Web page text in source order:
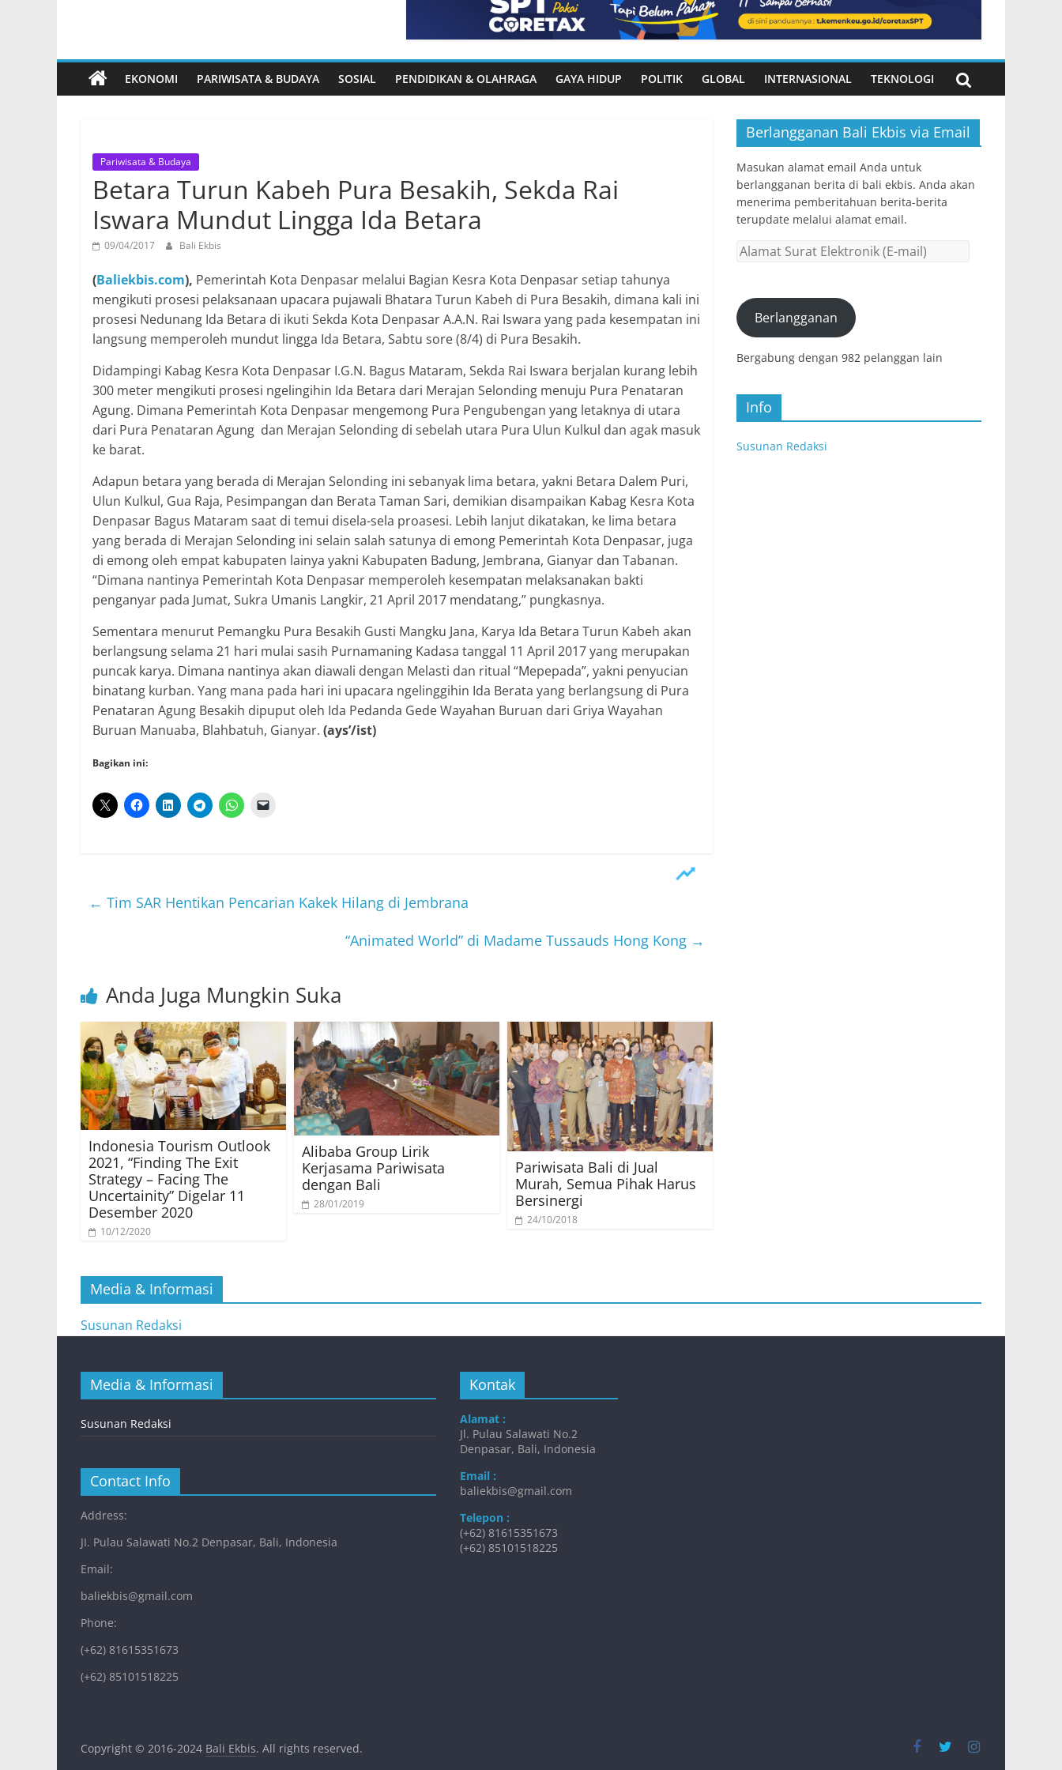
EKONOMI PARIWISATA & BUDAYA SOSIAL PENDIDIKAN & OLAHRAGA GAYA HIDUP POLITIK GLOBAL INTERNASIONAL TEKNOLOGI
Pariwisata & Budaya
Betara Turun Kabeh Pura Besakih, Sekda Rai
Iswara Mundut Lingga Ida Betara
09/04/2017 Bali Ekbis
(Baliekbis.com), Pemerintah Kota Denpasar melalui Bagian Kesra Kota Denpasar setiap tahunya
mengikuti prosesi pelaksanaan upacara pujawali Bhatara Turun Kabeh di Pura Besakih, dimana kali ini
prosesi Nedunang Ida Betara di ikuti Sekda Kota Denpasar A.A.N. Rai Iswara yang pada kesempatan ini
langsung memperoleh mundut lingga Ida Betara, Sabtu sore (8/4) di Pura Besakih.
Didampingi Kabag Kesra Kota Denpasar I.G.N. Bagus Mataram, Sekda Rai Iswara berjalan kurang lebih
300 meter mengikuti prosesi ngelingihin Ida Betara dari Merajan Selonding menuju Pura Penataran
Agung. Dimana Pemerintah Kota Denpasar mengemong Pura Pengubengan yang letaknya di utara
dari Pura Penataran Agung dan Merajan Selonding di sebelah utara Pura Ulun Kulkul dan agak masuk
ke barat.
Adapun betara yang berada di Merajan Selonding ini sebanyak lima betara, yakni Betara Dalem Puri,
Ulun Kulkul, Gua Raja, Pesimpangan dan Berata Taman Sari, demikian disampaikan Kabag Kesra Kota
Denpasar Bagus Mataram saat di temui disela-sela proasesi. Lebih lanjut dikatakan, ke lima betara
yang berada di Merajan Selonding ini selain salah satunya di emong Pemerintah Kota Denpasar, juga
di emong oleh empat kabupaten lainya yakni Kabupaten Badung, Jembrana, Gianyar dan Tabanan.
“Dimana nantinya Pemerintah Kota Denpasar memperoleh kesempatan melaksanakan bakti
penganyar pada Jumat, Sukra Umanis Langkir, 21 April 2017 mendatang,” pungkasnya.
Sementara menurut Pemangku Pura Besakih Gusti Mangku Jana, Karya Ida Betara Turun Kabeh akan
berlangsung selama 21 hari mulai sasih Purnamaning Kadasa tanggal 11 April 2017 yang merupakan
puncak karya. Dimana nantinya akan diawali dengan Melasti dan ritual “Mepepada”, yakni penyucian
binatang kurban. Yang mana pada hari ini upacara ngelinggihin Ida Berata yang berlangsung di Pura
Penataran Agung Besakih dipuput oleh Ida Pedanda Gede Wayahan Buruan dari Griya Wayahan
Buruan Manuaba, Blahbatuh, Gianyar. (ays’/ist)
Bagikan ini:
← Tim SAR Hentikan Pencarian Kakek Hilang di Jembrana
“Animated World” di Madame Tussauds Hong Kong →
Anda Juga Mungkin Suka
Indonesia Tourism Outlook
2021, “Finding The Exit
Strategy – Facing The
Uncertainity” Digelar 11
Desember 2020
10/12/2020
Alibaba Group Lirik
Kerjasama Pariwisata
dengan Bali
28/01/2019
Pariwisata Bali di Jual
Murah, Semua Pihak Harus
Bersinergi
24/10/2018
Berlangganan Bali Ekbis via Email
Masukan alamat email Anda untuk
berlangganan berita di bali ekbis. Anda akan
menerima pemberitahuan berita-berita
terupdate melalui alamat email.
Alamat
(E-
mail)Berlangganan
Bergabung dengan 982 pelanggan lain
Info
Susunan Redaksi
Media & Informasi
Susunan Redaksi
Media & Informasi
Susunan Redaksi
Contact Info
Address:
JI. Pulau Salawati No.2 Denpasar, Bali, Indonesia
Email:
baliekbis@gmail.com
Phone:
(+62) 81615351673
(+62) 85101518225
Kontak
Alamat :
Jl. Pulau Salawati No.2
Denpasar, Bali, Indonesia
Email :
baliekbis@gmail.com
Telepon :
(+62) 81615351673
(+62) 85101518225
Copyright © 2016-2024 Bali Ekbis. All rights reserved.